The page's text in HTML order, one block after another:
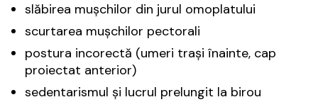
slăbirea mușchilor din jurul omoplatului
scurtarea mușchilor pectorali
postura incorectă (umeri trași înainte, cap
proiectat anterior)
sedentarismul și lucrul prelungit la birou